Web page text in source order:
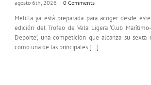
agosto 6th, 2026 | 0 Comments
Melilla ya está preparada para acoger desde
edición del Trofeo de Vela Ligera ‘Club
Deporte’, una competición que alcanza su sexta
como una de las principales [...]